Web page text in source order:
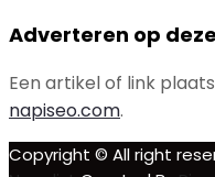
Adverteren op
Een artikel of link
napiseo.com.
Copyright © All right